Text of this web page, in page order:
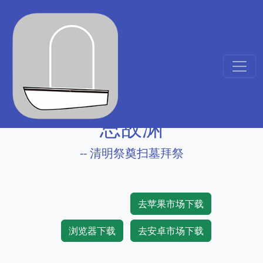
思故渊
-- 清明祭奠扫墓拜祭
去苹果市场下载
浏览器下载 去安卓市场下载